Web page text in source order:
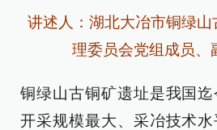
讲述人：湖北大冶市铜绿
理委员会党组成员、
铜绿山古铜矿遗址是我国迄
开采规模最大、采冶技术